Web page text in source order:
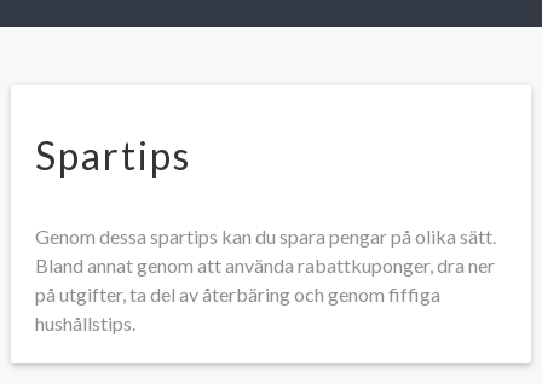
Spartips
Genom dessa spartips kan du spara pengar på olika sätt.
Bland annat genom att använda rabattkuponger, dra ner
på utgifter, ta del av återbäring och genom fiffiga
hushållstips.